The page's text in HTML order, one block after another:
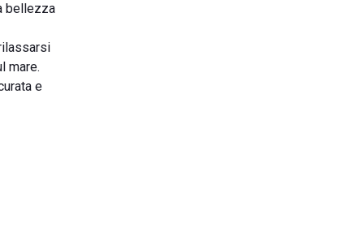
bellezza
mare.
e